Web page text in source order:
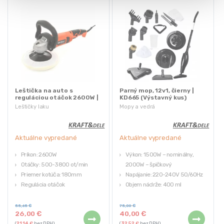
Leštičky laku
Leštička na auto s
reguláciou otáčok 2600W |
KD1726 (Výstavný kus)
Aktuálne vypredané
Príkon: 2600W
Otáčky: 500-3800 ot/min
Priemer kotúča: 180mm
Regulácia otáčok
Využite príležitosť a získajte kvalitné
produkty za výhodnú cenu! Naše
26,00€
55,65€
Mopy a vedrá
Parný mop, 12v1, čierny |
KD665 (Výstavný kus)
Aktuálne vypredané
Výkon: 1500W – nominálny,
2000W – špičkový
Napájanie: 220-240V 50/60Hz
Objem nádrže: 400 ml
Značka: Kraft&Dele
Využite príležitosť a získajte kvalitné
40,00€
75,00€